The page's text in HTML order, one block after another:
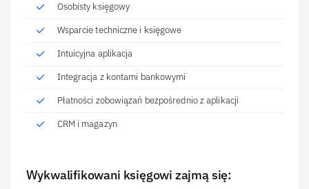
Osobisty księgowy
Wsparcie techniczne i księgowe
Intuicyjna aplikacja
Integracja z kontami bankowymi
Płatności zobowiązań bezpośrednio z aplikacji
CRM i magazyn
Wykwalifikowani księgowi zajmą się: